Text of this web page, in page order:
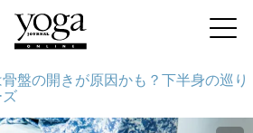
盤の開きが原因かも？下半身の巡り
ズ